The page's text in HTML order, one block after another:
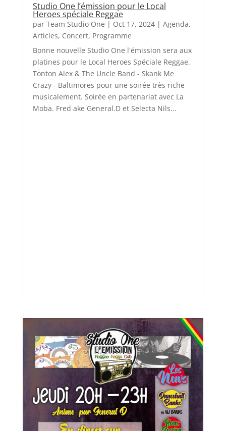
Studio One l’émission pour le Local
Heroes spéciale Reggae
par Team Studio One | Oct 17, 2024| Agenda,
Articles, Concert, Programme
Bonne nouvelle Studio One l'émission sera aux
platines pour le Local Heroes Spéciale Reggae.
Tonton Alex & The Uncle Band - Skank Me
Crazy - Baltimores pour une soirée très riche
musicalement. Soirée en partenariat avec La
Moba. Fred ake General.D et Selecta Nils...